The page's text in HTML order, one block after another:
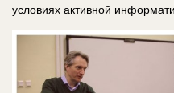
условиях активной